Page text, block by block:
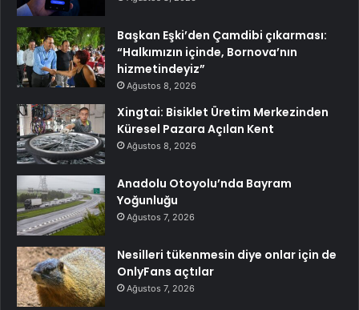
Başkan Eşki’den Çamdibi çıkarması:
“Halkımızın içinde, Bornova’nın
hizmetindeyiz”
Ağustos 8, 2026
Xingtai: Bisiklet Üretim Merkezinden
Küresel Pazara Açılan Kent
Ağustos 8, 2026
Anadolu Otoyolu’nda Bayram
Yoğunluğu
Ağustos 7, 2026
Nesilleri tükenmesin diye onlar için de
OnlyFans açtılar
Ağustos 7, 2026